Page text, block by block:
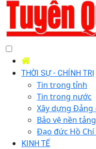
THỜI SỰ - CHÍNH TRỊ
Tin trong tỉnh
Tin trong nước
Xây dựng Đảng
Bảo vệ nền
Đạo đức Hồ
KINH TẾ